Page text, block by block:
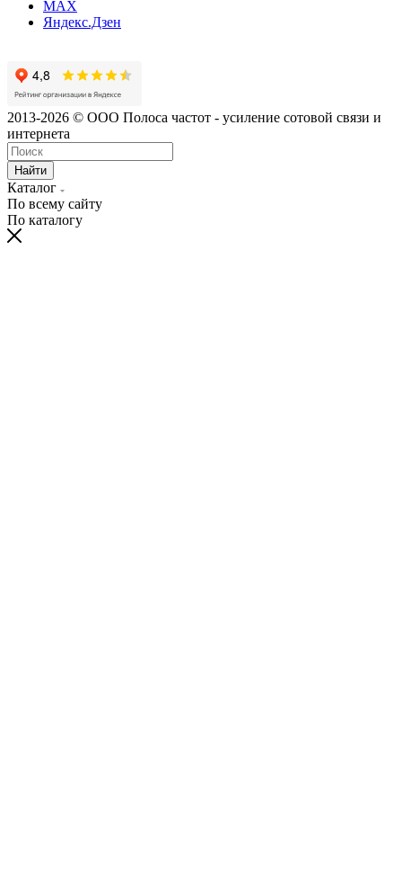
MAX
Яндекс.Дзен
2013-2026 © ООО Полоса частот - усиление сотовой связи и
интернета
Найти
Каталог
По всему сайту
По каталогу